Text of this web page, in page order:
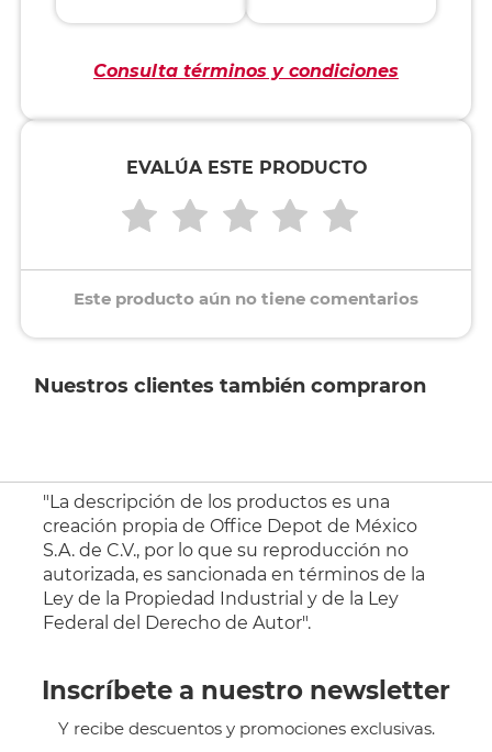
Consulta términos y condiciones
EVALÚA ESTE PRODUCTO
Este producto aún no tiene comentarios
Nuestros clientes también compraron
"La descripción de los productos es una
creación propia de Office Depot de México
S.A. de C.V., por lo que su reproducción no
autorizada, es sancionada en términos de la
Ley de la Propiedad Industrial y de la Ley
Federal del Derecho de Autor".
Inscríbete a nuestro newsletter
Y recibe descuentos y promociones exclusivas.